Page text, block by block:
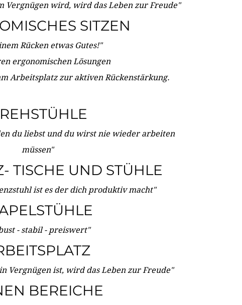
Vergnügen wird, wird das Leben zur Freude"
SITZEN
Rücken etwas Gutes!"
ergonomischen Lösungen
Arbeitsplatz zur aktiven Rückenstärkung.
du liebst und du wirst nie wieder arbeiten
müssen"
TISCHE UND STÜHLE
ist es der dich produktiv macht"
- stabil - preiswert"
Vergnügen ist, wird das Leben zur Freude"
BEREICHE